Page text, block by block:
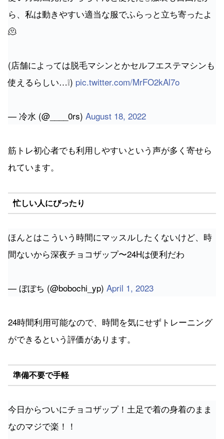
ら、私は動きやすい適当な服でふらっと立ち寄ったよ
🫠
(店舗によっては脱毛マシンとかセルフエステマシンも
使えるらしい…❕) pic.twitter.com/MrFO2kAl7o
— 冷水 (@____0rs) August 18, 2022
筋トレ初心者でも利用しやすいという声が多く寄せら
れています。
忙しい人にぴったり
ほんとはこういう時間にマッスルしたくないけど、時
間ないから深夜チョコザップ〜24Hは便利だわ
— ぼぼち (@bobochi_yp) April 1, 2023
24時間利用可能なので、時間を気にせずトレーニング
ができるという評価があります。
準備不要で手軽
今日からついにチョコザップ！土足で着の身着のまま
なのマジで楽！！